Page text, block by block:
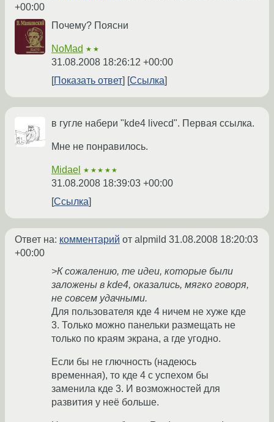
+00:00
Почему? Поясни
NoMad ★★
31.08.2008 18:26:12 +00:00
Показать ответ
Ссылка
в гугле набери "kde4 livecd". Первая ссылка.
Мне не понравилось.
Midael ★★★★★
31.08.2008 18:39:03 +00:00
Ссылка
Ответ на: комментарий от alpmild 31.08.2008 18:20:03
+00:00
>К сожалению, те идеи, которые были
заложены в kde4, оказались, мягко говоря,
не совсем удачными.
Для пользователя кде 4 ничем не хуже кде
3. Только можно панельки размещать не
только по краям экрана, а где угодно.
Если бы не глючность (надеюсь
временная), то кде 4 с успехом бы
заменила кде 3. И возможностей для
развития у неё больше.